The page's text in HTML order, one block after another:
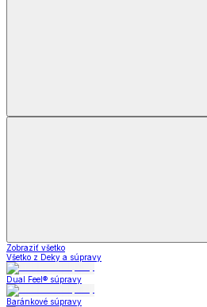
Zobraziť všetko
Všetko z Deky a súpravy
Dual Feel® súpravy
Baránkové súpravy